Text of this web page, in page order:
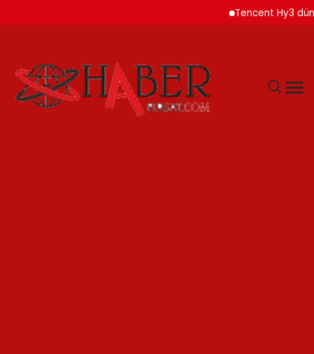
Tencent Hy3 dünya